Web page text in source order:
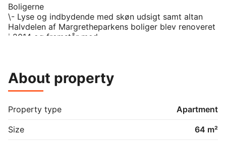
Boligerne
\- Lyse og indbydende med skøn udsigt samt altan
Halvdelen af Margretheparkens boliger blev renoveret
i 2014 og fremstår med
og plads til vaskesøjle
samt åbne køkkener med lækre hvidevarer. De
tilgængelighed uden dørtrin og med god plads i
døråbningerne. Desuden er der
elevatoradgang, så du nemt kan komme til din bolig.
About property
Property type
Apartment
Size
64 m²